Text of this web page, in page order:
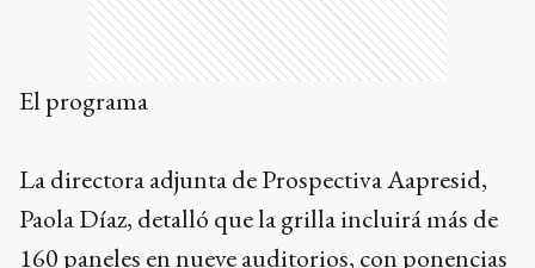
El programa
La directora adjunta de Prospectiva Aapresid,
Paola Díaz, detalló que la grilla incluirá más de
160 paneles en nueve auditorios, con ponencias